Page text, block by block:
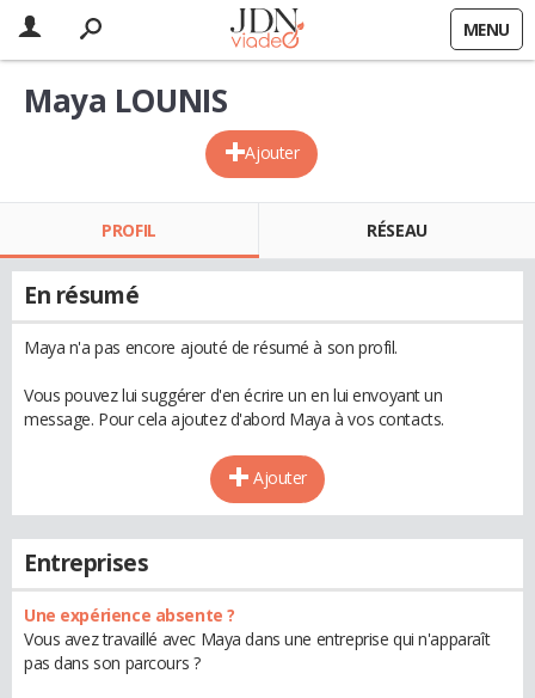
MENU
Ajouter
Maya LOUNIS
PROFIL RÉSEAU
En résumé
Maya n'a pas encore ajouté de résumé à son profil.
Vous pouvez lui suggérer d'en écrire un en lui envoyant un
message. Pour cela ajoutez d'abord Maya à vos contacts.
Ajouter
Entreprises
Une expérience absente ?
Vous avez travaillé avec Maya dans une entreprise qui n'apparaît
pas dans son parcours ?